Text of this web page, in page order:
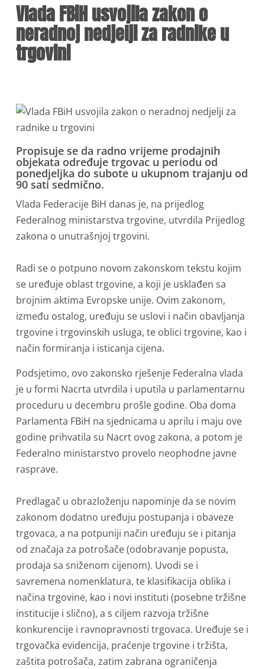
Vlada FBiH usvojila zakon o
neradnoj nedjelji za radnike u
trgovini
Propisuje se da radno vrijeme prodajnih
objekata određuje trgovac u periodu od
ponedjeljka do subote u ukupnom trajanju od
90 sati sedmično.
Vlada Federacije BiH danas je, na prijedlog
Federalnog ministarstva trgovine, utvrdila Prijedlog
zakona o unutrašnjoj trgovini.
Radi se o potpuno novom zakonskom tekstu kojim
se uređuje oblast trgovine, a koji je usklađen sa
brojnim aktima Evropske unije. Ovim zakonom,
između ostalog, uređuju se uslovi i način obavljanja
trgovine i trgovinskih usluga, te oblici trgovine, kao i
način formiranja i isticanja cijena.
Podsjetimo, ovo zakonsko rješenje Federalna vlada
je u formi Nacrta utvrdila i uputila u parlamentarnu
proceduru u decembru prošle godine. Oba doma
Parlamenta FBiH na sjednicama u aprilu i maju ove
godine prihvatila su Nacrt ovog zakona, a potom je
Federalno ministarstvo provelo neophodne javne
rasprave.
Predlagač u obrazloženju napominje da se novim
zakonom dodatno uređuju postupanja i obaveze
trgovaca, a na potpuniji način uređuju se i pitanja
od značaja za potrošače (odobravanje popusta,
prodaja sa sniženom cijenom). Uvodi se i
savremena nomenklatura, te klasifikacija oblika i
načina trgovine, kao i novi instituti (posebne tržišne
institucije i slično), a s ciljem razvoja tržišne
konkurencije i ravnopravnosti trgovaca. Uređuje se i
trgovačka evidencija, praćenje trgovine i tržišta,
zaštita potrošača, zatim zabrana ograničenja